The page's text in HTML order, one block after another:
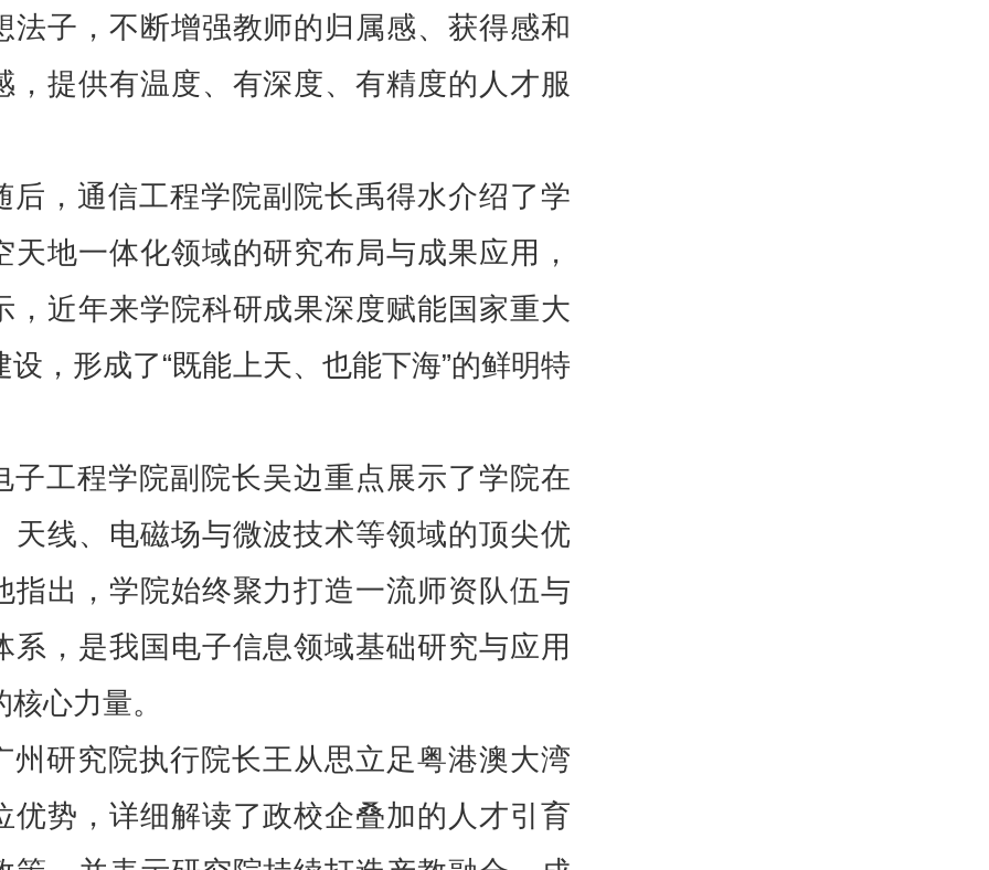
法子，不断增强教师的归属感、获得感和
，提供有温度、有深度、有精度的人才服
后，通信工程学院副院长禹得水介绍了学
天地一体化领域的研究布局与成果应用，
，近年来学院科研成果深度赋能国家重大
设，形成了“既能上天、也能下海”的鲜明特
子工程学院副院长吴边重点展示了学院在
天线、电磁场与微波技术等领域的顶尖优
指出，学院始终聚力打造一流师资队伍与
系，是我国电子信息领域基础研究与应用
心力量。
州研究院执行院长王从思立足粤港澳大湾
优势，详细解读了政校企叠加的人才引育